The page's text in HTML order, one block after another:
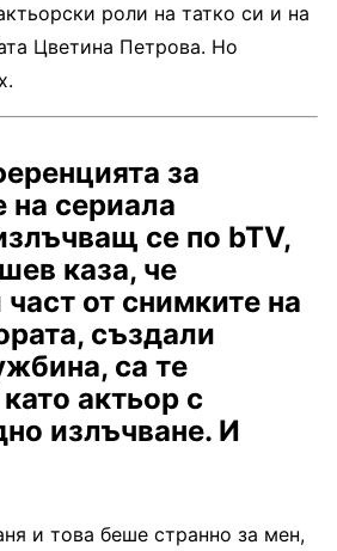
роли на татко си и на
Цветина Петрова. Но
за
на сериала
се по bTV,
каза, че
от снимките на
създали
са те
актьор с
излъчване. И
и това беше странно за мен,